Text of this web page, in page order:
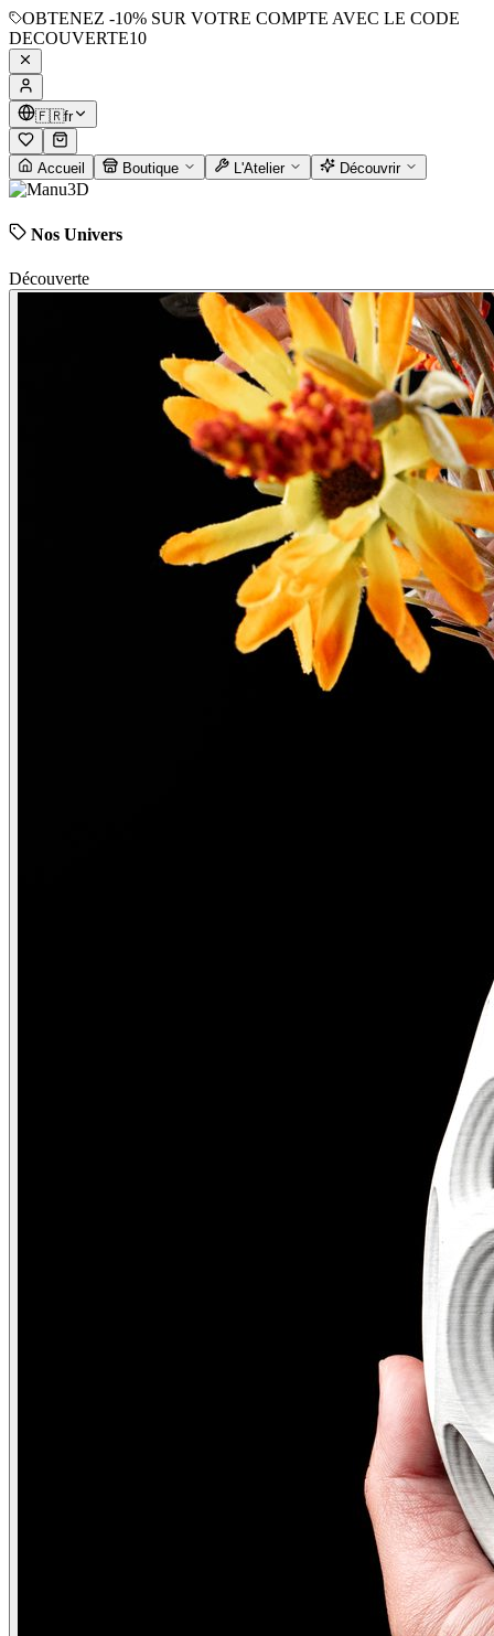
OBTENEZ -10% SUR VOTRE COMPTE AVEC LE CODE
DECOUVERTE10
🇫🇷fr
Accueil Boutique L'Atelier Découvrir
Nos Univers
Découverte